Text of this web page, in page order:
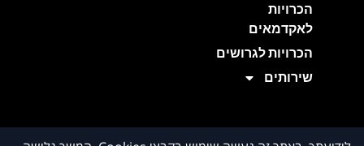
הכרויות
לאקדמאים
הכרויות לגרושים
שירותים